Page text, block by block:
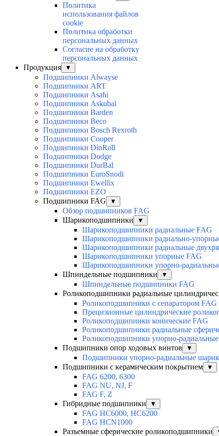
Политика
использования файлов
cookie
Политика обработки
персональных данных
Согласие на обработку
персональных данных
Продукция
▼
Подшипники Alwayse
Подшипники ART
Подшипники Asahi
Подшипники Askubal
Подшипники Barden
Подшипники Beco
Подшипники Bosch Rexroth
Подшипники Cooper
Подшипники DinRoll
Подшипники Dodge
Подшипники DurBal
Подшипники EuroSnodi
Подшипники Ewellix
Подшипники EZO
Подшипники FAG
▼
Обзор подшипников FAG
Шарикоподшипники
▼
Шарикоподшипники радиальные FAG
Шарикоподшипники радиально-
Шарикоподшипники радиальные
Шарикоподшипники упорные FAG
Шарикоподшипники упорно-
Шпиндельные подшипники
▼
Шпиндельные подшипники FAG
Роликоподшипники радиальные
Роликоподшипники с сепаратором FAG
Прецизионные цилиндрические
Роликоподшипники конические FAG
Роликоподшипники радиальные
Роликоподшипники упорно-
Подшипники опор ходовых винтов
▼
Подшипники упорно-радиальные
Подшипники с керамическим покрытием
▼
FAG 6200, 6300
FAG NU, NJ, F
FAG F, Z
Гибридные подшипники
▼
FAG HC6000, HC6200
FAG HCN1000
Разъемные сферические роликоподшипники